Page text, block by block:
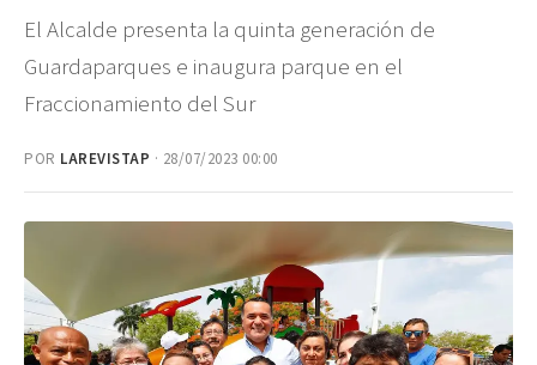
El Alcalde presenta la quinta generación de
Guardaparques e inaugura parque en el
Fraccionamiento del Sur
POR LAREVISTAP · 28/07/2023 00:00